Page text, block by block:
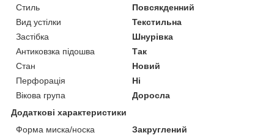
Стиль
Повсякденний
Вид устілки
Текстильна
Застібка
Шнурівка
Антиковзка підошва
Так
Стан
Новий
Перфорація
Ні
Вікова група
Доросла
Додаткові характеристики
Форма миска/носка
Закруглений